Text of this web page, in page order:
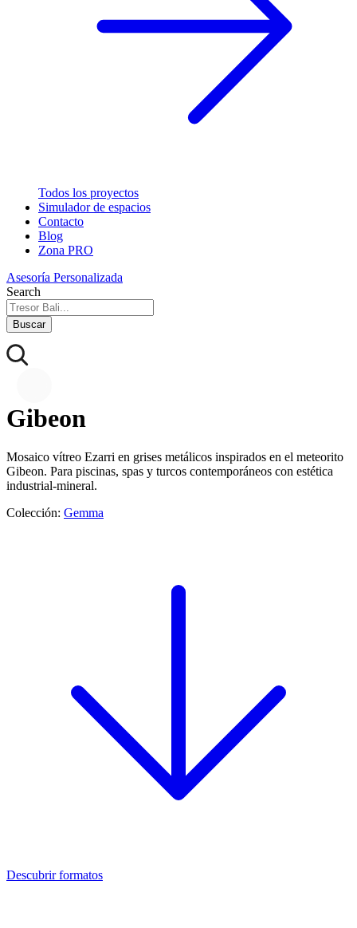
Todos los proyectos
Simulador de espacios
Contacto
Blog
Zona PRO
Asesoría Personalizada
Search
Buscar
Gibeon
Mosaico vítreo Ezarri en grises metálicos inspirados en el meteorito
Gibeon. Para piscinas, spas y turcos contemporáneos con estética
industrial-mineral.
Colección: Gemma
Descubrir formatos